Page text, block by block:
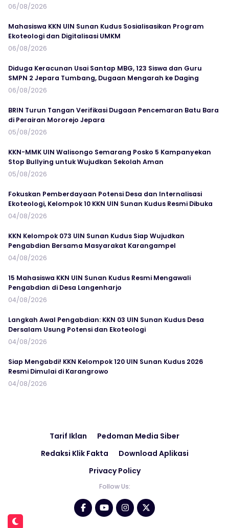
06/08/2026
Mahasiswa KKN UIN Sunan Kudus Sosialisasikan Program
Ekoteologi dan Digitalisasi UMKM
06/08/2026
Diduga Keracunan Usai Santap MBG, 123 Siswa dan Guru
SMPN 2 Jepara Tumbang, Dugaan Mengarah ke Daging
06/08/2026
BRIN Turun Tangan Verifikasi Dugaan Pencemaran Batu Bara
di Perairan Mororejo Jepara
05/08/2026
KKN-MMK UIN Walisongo Semarang Posko 5 Kampanyekan
Stop Bullying untuk Wujudkan Sekolah Aman
05/08/2026
Fokuskan Pemberdayaan Potensi Desa dan Internalisasi
Ekoteologi, Kelompok 10 KKN UIN Sunan Kudus Resmi Dibuka
04/08/2026
KKN Kelompok 073 UIN Sunan Kudus Siap Wujudkan
Pengabdian Bersama Masyarakat Karangampel
04/08/2026
15 Mahasiswa KKN UIN Sunan Kudus Resmi Mengawali
Pengabdian di Desa Langenharjo
04/08/2026
Langkah Awal Pengabdian: KKN 03 UIN Sunan Kudus Desa
Dersalam Usung Potensi dan Ekoteologi
04/08/2026
Siap Mengabdi! KKN Kelompok 120 UIN Sunan Kudus 2026
Resmi Dimulai di Karangrowo
04/08/2026
Tarif Iklan
Pedoman Media Siber
Redaksi Klik Fakta
Download Aplikasi
Privacy Policy
Follow Us: